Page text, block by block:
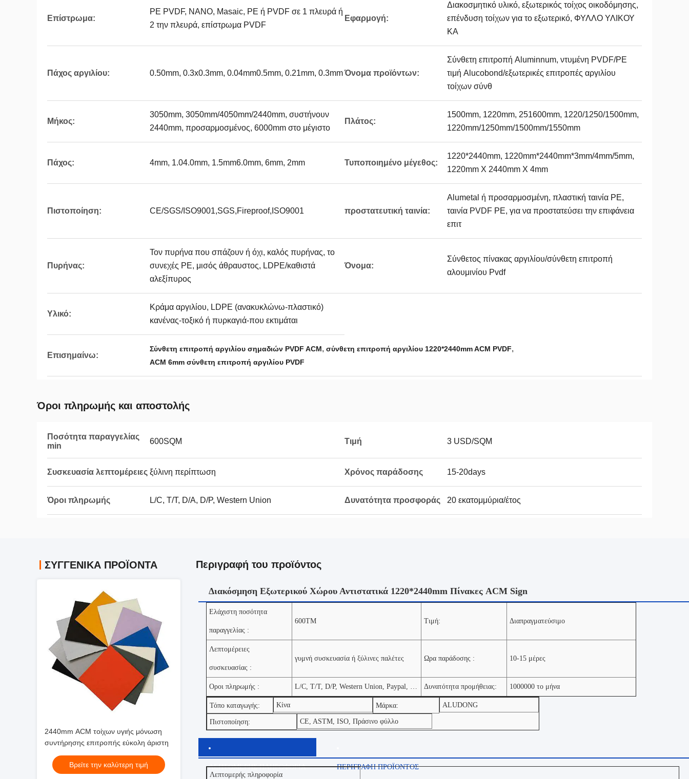
Επίστρωμα:
PE PVDF, ΝΑΝΟ, Masaic, PE ή PVDF σε 1 πλευρά ή
2 την πλευρά, επίστρωμα PVDF
Εφαρμογή:
Διακοσμητικό υλικό, εξωτερικός τοίχος οικοδόμησης,
επένδυση τοίχων για το εξωτερικό, ΦΥΛΛΟ ΥΛΙΚΟΥ
ΚΑ
Πάχος αργιλίου: 0.50mm, 0.3x0.3mm, 0.04mm0.5mm, 0.21mm, 0.3mmΌνομα προϊόντων:
Σύνθετη επιτροπή Aluminnum, ντυμένη PVDF/PE
τιμή Alucobond/εξωτερικές επιτροπές αργιλίου
τοίχων σύνθ
Μήκος:
3050mm, 3050mm/4050mm/2440mm, συστήνουν
2440mm, προσαρμοσμένος, 6000mm στο μέγιστο
Πλάτος:
1500mm, 1220mm, 251600mm, 1220/1250/1500mm,
1220mm/1250mm/1500mm/1550mm
Πάχος: 4mm, 1.04.0mm, 1.5mm6.0mm, 6mm, 2mm Τυποποιημένο μέγεθος:
1220*2440mm, 1220mm*2440mm*3mm/4mm/5mm,
1220mm X 2440mm X 4mm
Πιστοποίηση: CE/SGS/ISO9001,SGS,Fireproof,ISO9001 προστατευτική ταινία:
Alumetal ή προσαρμοσμένη, πλαστική ταινία PE,
ταινία PVDF PE, για να προστατεύσει την επιφάνεια
επιτ
Πυρήνας:
Τον πυρήνα που σπάζουν ή όχι, καλός πυρήνας, το
συνεχές PE, μισός άθραυστος, LDPE/καθιστά
αλεξίπυρος
Όνομα:
Σύνθετος πίνακας αργιλίου/σύνθετη επιτροπή
αλουμινίου Pvdf
Υλικό:
Κράμα αργιλίου, LDPE (ανακυκλώνω-πλαστικό)
κανένας-τοξικό ή πυρκαγιά-που εκτιμάται
Επισημαίνω:
Σύνθετη επιτροπή αργιλίου σημαδιών PVDF ACM, σύνθετη επιτροπή αργιλίου 1220*2440mm ACM PVDF,
ACM 6mm σύνθετη επιτροπή αργιλίου PVDF
Όροι πληρωμής και αποστολής
Ποσότητα παραγγελίας
min
600SQM Τιμή 3 USD/SQM
Συσκευασία λεπτομέρειες ξύλινη περίπτωση Χρόνος παράδοσης 15-20days
Όροι πληρωμής L/C, T/T, D/A, D/P, Western Union Δυνατότητα προσφοράς 20 εκατομμύρια/έτος
ΣΥΓΓΕΝΙΚΆ ΠΡΟΪΌΝΤΑ
2440mm ACM τοίχων υγιής μόνωση
συντήρησης επιτροπής εύκολη άριστη
Βρείτε την καλύτερη τιμή
Περιγραφή του προϊόντος
Διακόσμηση Εξωτερικού Χώρου Αντιστατικά 1220*2440mm Πίνακες ACM Sign
Ελάχιστη ποσότητα
παραγγελίας :
600ΤΜ Τιμή: Διαπραγματεύσιμο
Λεπτομέρειες
συσκευασίας :
γυμνή συσκευασία ή ξύλινες παλέτες Ωρα παράδοσης : 10-15 μέρες
Οροι πληρωμής : L/C, T/T, D/P, Western Union, Paypal, Money Gram, Μετρητά Δυνατότητα προμήθειας: 1000000 το μήνα
Τόπο καταγωγής: Κίνα Μάρκα: ALUDONG
Πιστοποίηση: CE, ASTM, ISO, Πράσινο φύλλο
ΛΕΠΤΟΜΕΡΗΣ ΠΛΗΡΟΦΟΡΙΑ
ΠΕΡΙΓΡΑΦΗ ΠΡΟΪΟΝΤΟΣ
Λεπτομερής πληροφορία